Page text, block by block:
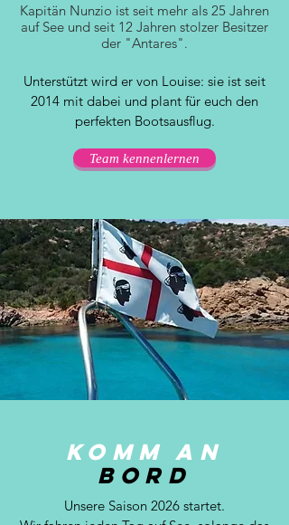
Kapitän Nunzio ist seit mehr als 25 Jahren
auf See und seit 12 Jahren stolzer Besitzer
der "Antares".
Unterstützt wird er von Louise: sie ist seit
2014 mit dabei und plant für euch den
perfekten Bootsausflug.
Team kennenlernen
Komm an
Bord
Unsere Saison 2026 startet.